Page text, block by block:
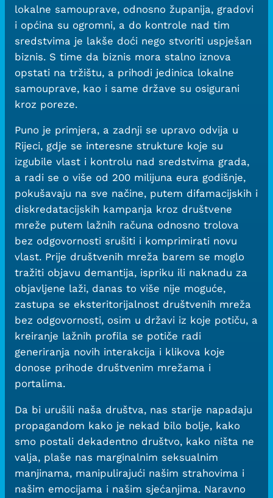
lokalne samouprave, odnosno županija, gradovi
i općina su ogromni, a do kontrole nad tim
sredstvima je lakše doći nego stvoriti uspješan
biznis. S time da biznis mora stalno iznova
opstati na tržištu, a prihodi jedinica lokalne
samouprave, kao i same države su osigurani
kroz poreze.
Puno je primjera, a zadnji se upravo odvija u
Rijeci, gdje se interesne strukture koje su
izgubile vlast i kontrolu nad sredstvima grada,
a radi se o više od 200 milijuna eura godišnje,
pokušavaju na sve načine, putem difamacijskih i
diskredatacijskih kampanja kroz društvene
mreže putem lažnih računa odnosno trolova
bez odgovornosti srušiti i komprimirati novu
vlast. Prije društvenih mreža barem se moglo
tražiti objavu demantija, ispriku ili naknadu za
objavljene laži, danas to više nije moguće,
zastupa se eksteritorijalnost društvenih mreža
bez odgovornosti, osim u državi iz koje potiču, a
kreiranje lažnih profila se potiče radi
generiranja novih interakcija i klikova koje
donose prihode društvenim mrežama i
portalima.
Da bi urušili naša društva, nas starije napadaju
propagandom kako je nekad bilo bolje, kako
smo postali dekadentno društvo, kako ništa ne
valja, plaše nas marginalnim seksualnim
manjinama, manipulirajući našim strahovima i
našim emocijama i našim sjećanjima. Naravno